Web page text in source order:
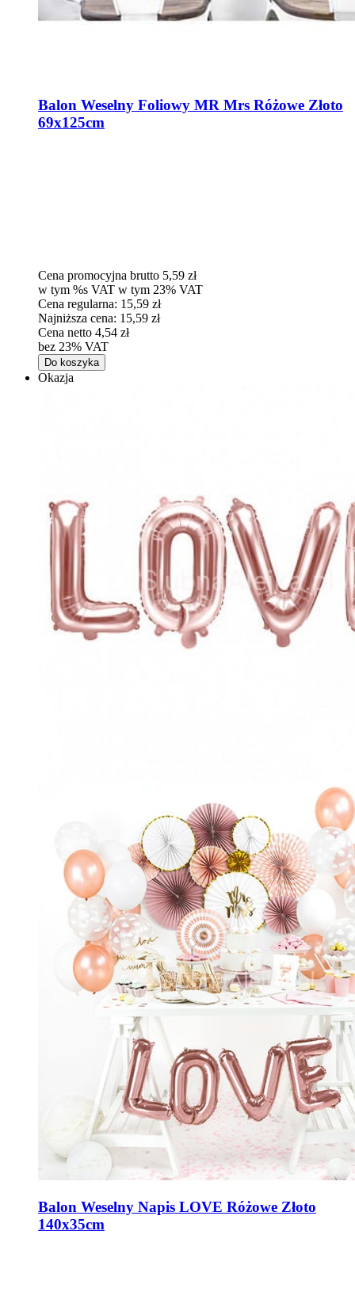
Balon Weselny Foliowy MR Mrs Różowe Złoto
69x125cm
Cena promocyjna brutto 5,59 zł
w tym %s VAT w tym 23% VAT
Cena regularna: 15,59 zł
Najniższa cena: 15,59 zł
Cena netto 4,54 zł
bez 23% VAT
Do koszyka
Okazja
Balon Weselny Napis LOVE Różowe Złoto
140x35cm